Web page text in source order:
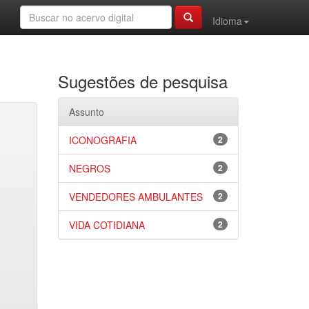
Idioma
Sugestões de pesquisa
Assunto
2
ICONOGRAFIA
2
NEGROS
2
VENDEDORES AMBULANTES
2
VIDA COTIDIANA